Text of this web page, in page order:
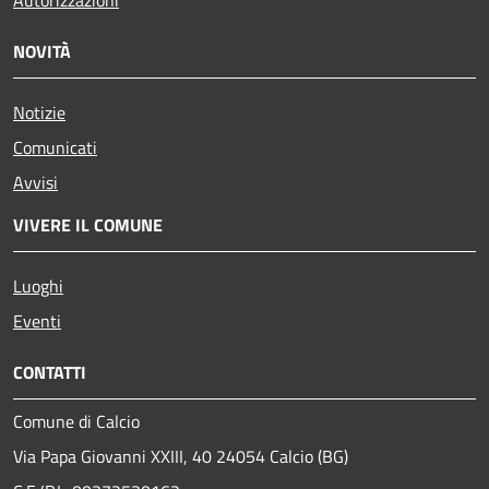
NOVITÀ
Notizie
Comunicati
Avvisi
VIVERE IL COMUNE
Luoghi
Eventi
CONTATTI
Comune di Calcio
Via Papa Giovanni XXIII, 40 24054 Calcio (BG)